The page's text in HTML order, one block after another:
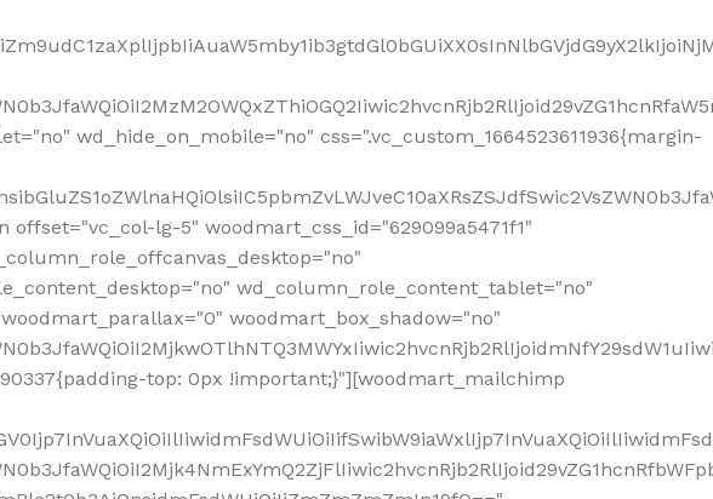
wd_hide_on_mobile="no" css=".vc_custom_1664523611936{margin-
lg-5" woodmart_css_id="629099a5471f1"
wd_column_role_content_tablet="no"
woodmart_box_shadow="no"
top: 0px !important;}"][woodmart_mailchimp